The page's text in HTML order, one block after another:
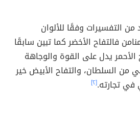
من التفسيرات وفقًا للألوان
فالتفاح الأخضر كما تبين سابقًا
الأحمر يدل على القوة والوجاهة
من السلطان، والتفاح الأبيض خير
في تجارته.[٢]